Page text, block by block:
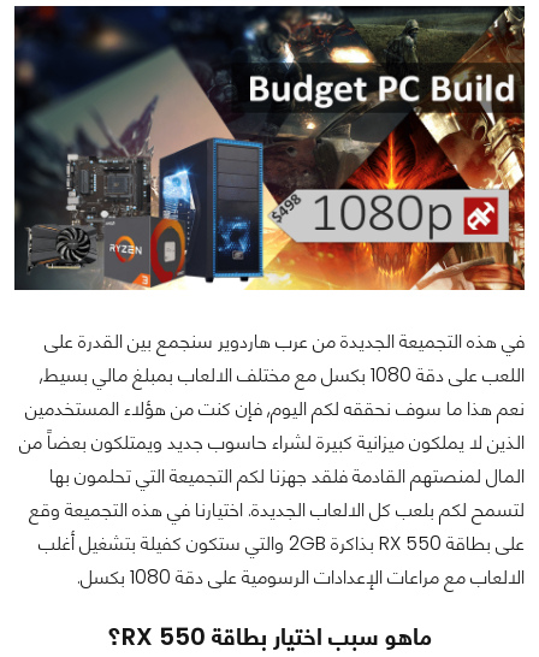
في هذه التجميعة الجديدة من عرب هاردوير سنجمع بين القدرة على
اللعب على دقة 1080 بكسل مع مختلف الالعاب بمبلغ مالي بسيط,
نعم هذا ما سوف نحققه لكم اليوم, فإن كنت من هؤلاء المستخدمين
الذين لا يملكون ميزانية كبيرة لشراء حاسوب جديد ويمتلكون بعضاً من
المال لمنصتهم القادمة فلقد جهزنا لكم التجميعة التي تحلمون بها
لتسمح لكم بلعب كل الالعاب الجديدة. اختيارنا في هذه التجميعة وقع
على بطاقة RX 550 بذاكرة 2GB والتي ستكون كفيلة بتشغيل أغلب
الالعاب مع مراعات الإعدادات الرسومية على دقة 1080 بكسل.
ماهو سبب اختيار بطاقة RX 550؟